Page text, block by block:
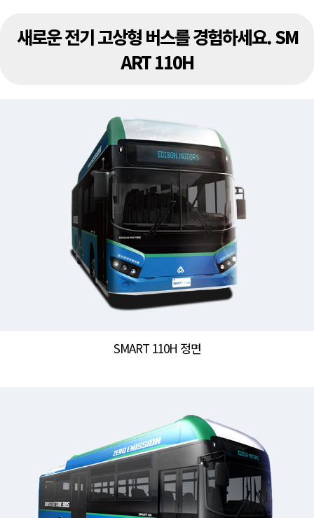
새로운 전기 고상형 버스를 경험하세요. SM
ART 110H
SMART 110H 정면